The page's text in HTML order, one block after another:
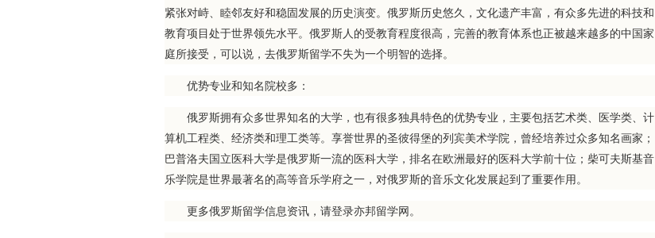
紧张对峙、睦邻友好和稳固发展的历史演变。俄罗斯历史悠久，文化遗产丰富，有众多先进的科技和
教育项目处于世界领先水平。俄罗斯人的受教育程度很高，完善的教育体系也正被越来越多的中国家
庭所接受，可以说，去俄罗斯留学不失为一个明智的选择。
优势专业和知名院校多：
俄罗斯拥有众多世界知名的大学，也有很多独具特色的优势专业，主要包括艺术类、医学类、计
算机工程类、经济类和理工类等。享誉世界的圣彼得堡的列宾美术学院，曾经培养过众多知名画家；
巴普洛夫国立医科大学是俄罗斯一流的医科大学，排名在欧洲最好的医科大学前十位；柴可夫斯基音
乐学院是世界最著名的高等音乐学府之一，对俄罗斯的音乐文化发展起到了重要作用。
更多俄罗斯留学信息资讯，请登录亦邦留学网。